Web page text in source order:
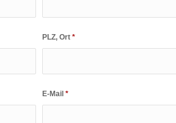
PLZ, Ort *
E-Mail *